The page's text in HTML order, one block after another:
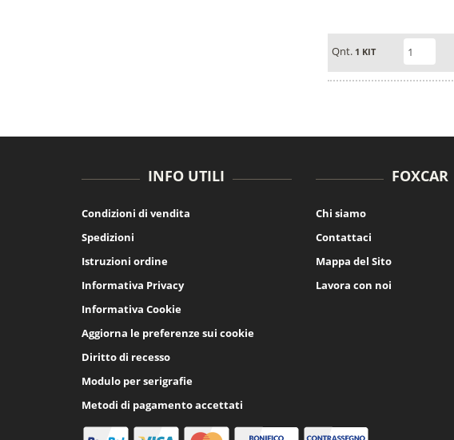
Qnt. 1 KIT
INFO UTILI
Condizioni di vendita
Spedizioni
Istruzioni ordine
Informativa Privacy
Informativa Cookie
Aggiorna le preferenze sui cookie
Diritto di recesso
Modulo per serigrafie
FOXCAR
Chi siamo
Contattaci
Mappa del Sito
Lavora con noi
Metodi di pagamento accettati